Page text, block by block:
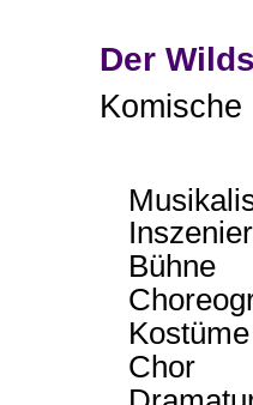
Der
Bühne
Kostüme
Chor